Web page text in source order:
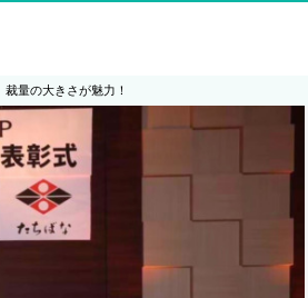
量の大きさが魅力！